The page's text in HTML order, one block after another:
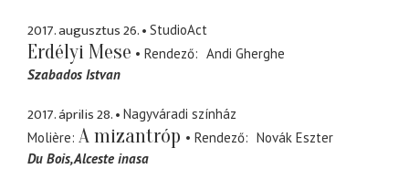
2017. augusztus 26. StudioAct
Erdélyi Mese Rendező
Andi Gherghe
Szabados Istvan
2017. április 28.
Nagyváradi színház
Molière A mizantróp Rendező
Novák Eszter
Du Bois Alceste inasa